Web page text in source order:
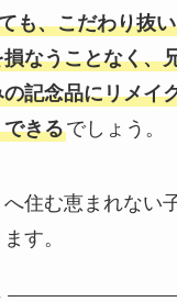
も、こだわり抜
なうことなく、
記念品にリメイ
きるでしょう。
住む恵まれない
す。